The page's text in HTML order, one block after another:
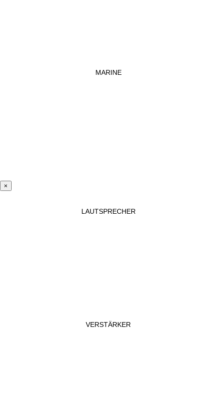
MARINE
×
LAUTSPRECHER
VERSTÄRKER